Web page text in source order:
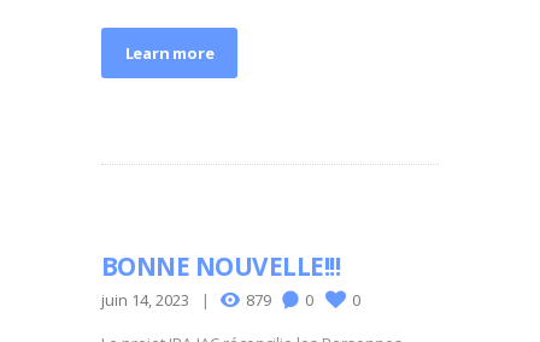
Learn more
BONNE NOUVELLE!!!
juin 14, 2023 879 0 0